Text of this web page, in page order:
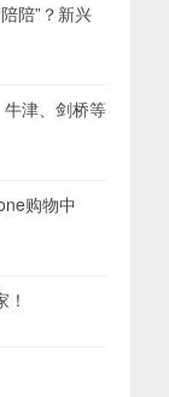
陪”？新兴
牛津、剑桥等
购物中